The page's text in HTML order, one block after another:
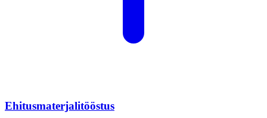
Ehitusmaterjalitööstus